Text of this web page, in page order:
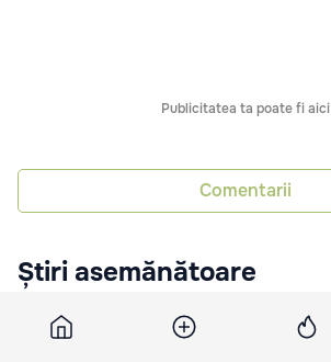
Publicitatea ta poate fi aici
Comentarii
Știri asemănătoare